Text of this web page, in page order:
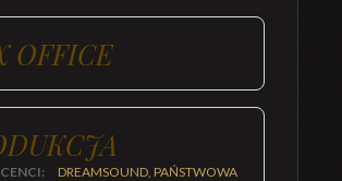
OFFICE
DREAMSOUND, PAŃSTWOWA